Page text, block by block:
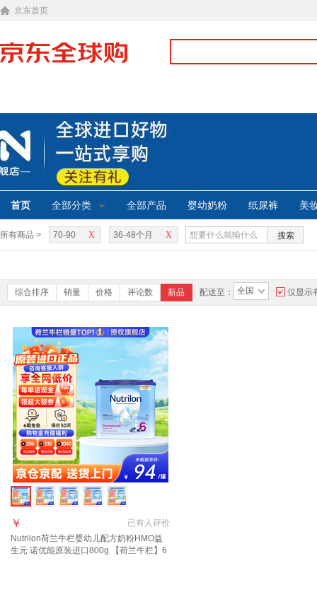
京东首页
首页 全部分类 全部产品 婴幼奶粉 纸尿裤 美
所有商品 > X
70-90 X
36-48个月 搜索
综合排序 销量 价格 评论数 新品 配送至： 全国 仅显示
已有人评价
￥
Nutrilon荷兰牛栏婴幼儿配方奶粉HMO益
生元 诺优能原装进口800g 【荷兰牛栏】6